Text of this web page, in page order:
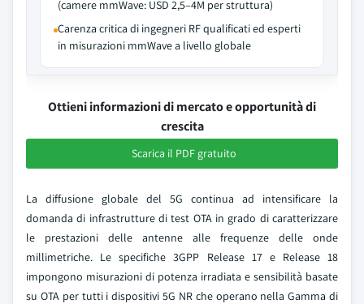
(camere mmWave: USD 2,5–4M per struttura)
Carenza critica di ingegneri RF qualificati ed esperti
in misurazioni mmWave a livello globale
Ottieni informazioni di mercato e opportunità di
crescita
Scarica il PDF gratuito
La diffusione globale del 5G continua ad intensificare la
domanda di infrastrutture di test OTA in grado di caratterizzare
le prestazioni delle antenne alle frequenze delle onde
millimetriche. Le specifiche 3GPP Release 17 e Release 18
impongono misurazioni di potenza irradiata e sensibilità basate
su OTA per tutti i dispositivi 5G NR che operano nella Gamma di